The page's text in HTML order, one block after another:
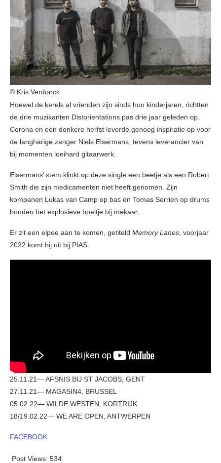
© Kris Verdonck
Hoewel de kerels al vrienden zijn sinds hun kinderjaren, richtten
de drie muzikanten Distorientations pas drie jaar geleden op.
Corona en een donkere herfst leverde genoeg inspiratie op voor
de langharige zanger Niels Elsermans, tevens leverancier van
bij momenten loeihard gitaarwerk.
Elsermans’ stem klinkt op deze single een beetje als een Robert
Smith die zijn medicamenten niet heeft genomen. Zijn
kompanen Lukas van Camp op bas en Tomas Serrien op drums
houden het explosieve boeltje bij mekaar.
Er zit een elpee aan te komen, getiteld Memory Lanes, voorjaar
2022 komt hij uit bij PIAS.
25.11.21— AFSNIS BIJ ST JACOBS, GENT
27.11.21— MAGASIN4, BRUSSEL
05.02.22— WILDE WESTEN, KORTRIJK
18/19.02.22— WE ARE OPEN, ANTWERPEN
FACEBOOK
Post Views: 534